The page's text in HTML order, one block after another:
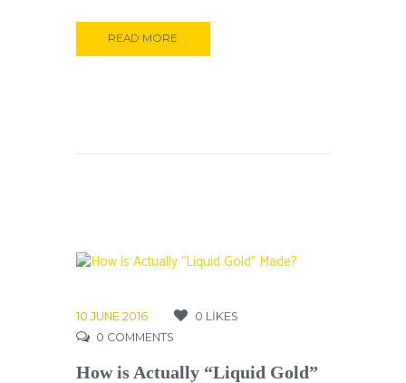
READ MORE
10 JUNE 2016 0 LIKES
0 COMMENTS
How is Actually “Liquid Gold”